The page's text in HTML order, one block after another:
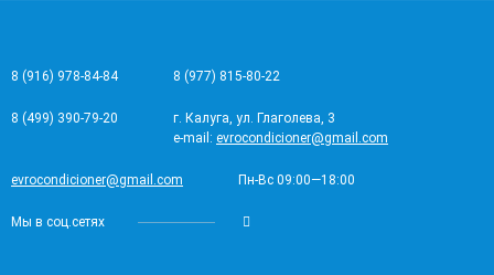
8 (916) 978-84-84 8 (977) 815-80-22
8 (499) 390-79-20
г. Калуга, ул. Глаголева, 3
e-mail: evrocondicioner@gmail.com
evrocondicioner@gmail.com Пн-Вс 09:00—18:00
Мы в соц.сетях